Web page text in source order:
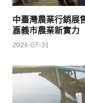
中臺灣農業行銷展
嘉義市農業新實力
2026-07-31